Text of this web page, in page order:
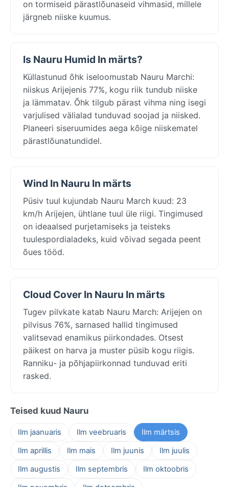
on tormiseid pärastlõunaseid vihmasid, millele
järgneb niiske kuumus.
Is Nauru Humid In märts?
Küllastunud õhk iseloomustab Nauru Marchi:
niiskus Arijejenis 77%, kogu riik tundub niiske
ja lämmatav. Õhk tilgub pärast vihma ning isegi
varjulised välialad tunduvad soojad ja niisked.
Planeeri siseruumides aega kõige niiskematel
pärastlõunatundidel.
Wind In Nauru In märts
Püsiv tuul kujundab Nauru March kuud: 23
km/h Arijejen, ühtlane tuul üle riigi. Tingimused
on ideaalsed purjetamiseks ja teisteks
tuulespordialadeks, kuid võivad segada peent
õues tööd.
Cloud Cover In Nauru In märts
Tugev pilvkate katab Nauru March: Arijejen on
pilvisus 76%, sarnased hallid tingimused
valitsevad enamikus piirkondades. Otsest
päikest on harva ja muster püsib kogu riigis.
Ranniku- ja põhjapiirkonnad tunduvad eriti
rasked.
Teised kuud Nauru
Ilm jaanuaris Ilm veebruaris
Ilm märtsis
Ilm aprillis
Ilm mais Ilm juunis
Ilm juulis
Ilm augustis
Ilm septembris
Ilm oktoobris